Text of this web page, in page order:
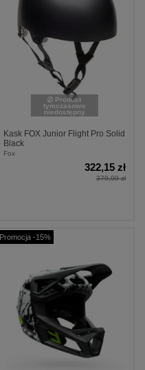
Produkt
tymczasowo
niedostępny
Kask FOX Junior Flight Pro Solid
Black
Fox
322,15 zł
379,00 zł
Promocja -15%